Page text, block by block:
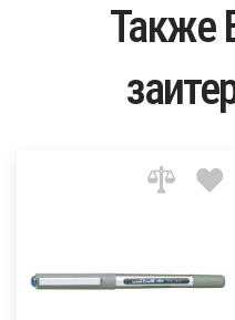
Также